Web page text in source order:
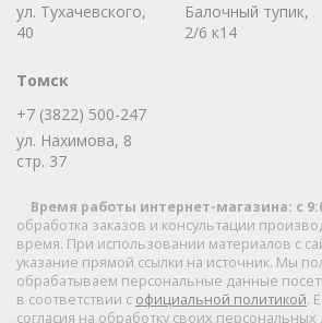
ул. Тухачевского,
40
Балочный тупик,
2/6 к14
Томск
+7 (3822) 500-247
ул. Нахимова, 8
стр. 37
Время работы интернет-магазина: с
обработка заказов и консультации
время. При использовании материалов с
указание прямой ссылки на источник. Мы
обрабатываем персональные данные
в соответствии с официальной политикой.
согласия на обработку своих